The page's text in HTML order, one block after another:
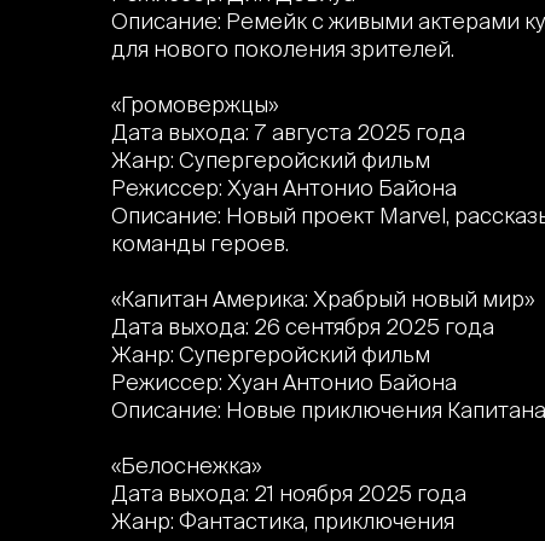
Описание: Ремейк с живыми актерами
для нового поколения зрителей.
«Громовержцы»
Дата выхода: 7 августа 2025 года
Жанр: Супергеройский фильм
Режиссер: Хуан Антонио Байона
Описание: Новый проект Marvel,
команды героев.
«Капитан Америка: Храбрый новый мир»
Дата выхода: 26 сентября 2025 года
Жанр: Супергеройский фильм
Режиссер: Хуан Антонио Байона
Описание: Новые приключения
«Белоснежка»
Дата выхода: 21 ноября 2025 года
Жанр: Фантастика, приключения